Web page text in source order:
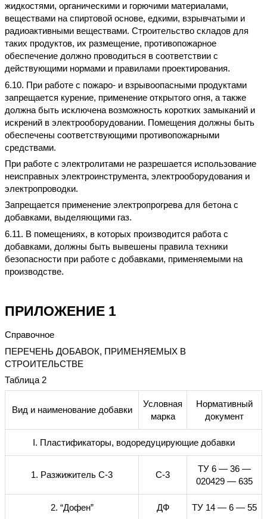
жидкостями, органическими и горючими материалами,
веществами на спиртовой основе, едкими, взрывчатыми и
радиоактивными веществами. Строительство складов для
таких продуктов, их размещение, противопожарное
обеспечение должно проводиться в соответствии с
действующими нормами и правилами проектирования.
6.10. При работе с пожаро- и взрывоопасными продуктами
запрещается курение, применение открытого огня, а также
должна быть исключена возможность коротких замыканий и
искрений в электрооборудовании. Помещения должны быть
обеспечены соответствующими противопожарными
средствами.
При работе с электролитами не разрешается использование
неисправных электроинструмента, электрооборудования и
электропроводки.
Запрещается применение электропрогрева для бетона с
добавками, выделяющими газ.
6.11. В помещениях, в которых производится работа с
добавками, должны быть вывешены правила техники
безопасности при работе с добавками, применяемыми на
производстве.
ПРИЛОЖЕНИЕ 1
Справочное
ПЕРЕЧЕНЬ ДОБАВОК, ПРИМЕНЯЕМЫХ В
СТРОИТЕЛЬСТВЕ
Таблица 2
Вид и наименование добавки
Условная
марка
Нормативный
документ
I. Пластификаторы, водоредуцирующие добавки
1. Разжижитель С-3 С-3
ТУ 6 — 36 —
020429 — 635
2. “Дофен” ДФ ТУ 14 — 6 — 55